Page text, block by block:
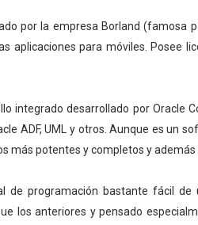
por la empresa Borland (famosa
aplicaciones para móviles. Posee
integrado desarrollado por Oracle
ADF, UML y otros. Aunque es un
más potentes y completos y
de programación bastante fácil
los anteriores y pensado